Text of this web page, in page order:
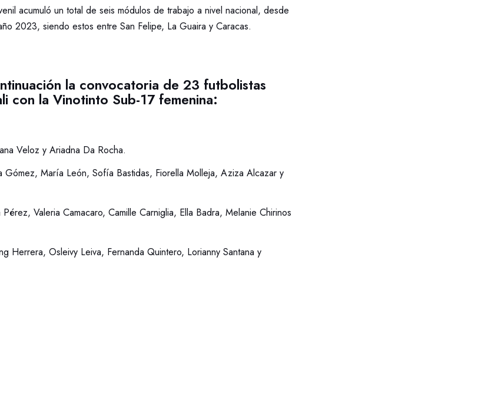
acumuló un total de seis módulos de trabajo a nivel nacional, desde
2023, siendo estos entre San Felipe, La Guaira y Caracas.
la convocatoria de 23 futbolistas
con la Vinotinto Sub-17 femenina:
Veloz y Ariadna Da Rocha.
Gómez, María León, Sofía Bastidas, Fiorella Molleja, Aziza Alcazar y
Valeria Camacaro, Camille Carniglia, Ella Badra, Melanie Chirinos
Herrera, Osleivy Leiva, Fernanda Quintero, Lorianny Santana y